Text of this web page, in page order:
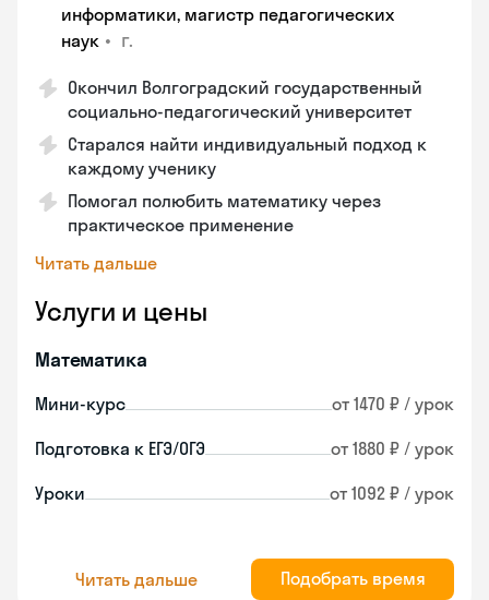
информатики, магистр педагогических
наук • г.
Окончил Волгоградский государственный
социально-педагогический университет
Старался найти индивидуальный подход к
каждому ученику
Помогал полюбить математику через
практическое применение
Читать дальше
Услуги и цены
Математика
Мини-курс от 1470 ₽ / урок
Подготовка к ЕГЭ/ОГЭ от 1880 ₽ / урок
Уроки от 1092 ₽ / урок
Читать дальше Подобрать время